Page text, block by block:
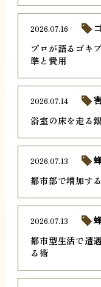
プロが語るゴキ
準と費用
2026.07.16
浴室の床を走る
2026.07.14
都市部で増加す
2026.07.13
都市型生活で遭
る術
2026.07.13